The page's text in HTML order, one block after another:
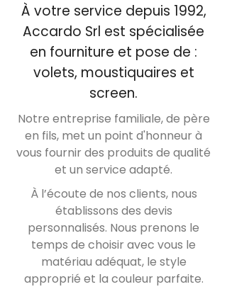
À votre service depuis 1992,
Accardo Srl est spécialisée
en fourniture et pose de :
volets, moustiquaires et
screen.
Notre entreprise familiale, de père
en fils, met un point d'honneur à
vous fournir des produits de qualité
et un service adapté.
À l’écoute de nos clients, nous
établissons des devis
personnalisés. Nous prenons le
temps de choisir avec vous le
matériau adéquat, le style
approprié et la couleur parfaite.